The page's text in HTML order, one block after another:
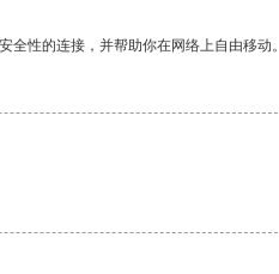
性的连接，并帮助你在网络上自由移动。